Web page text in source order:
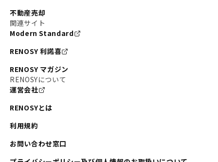
不動産売却
関連サイト
Modern Standard
RENOSY 利諾喜
RENOSY マガジン
RENOSYについて
運営会社
RENOSYとは
利用規約
お問い合わせ窓口